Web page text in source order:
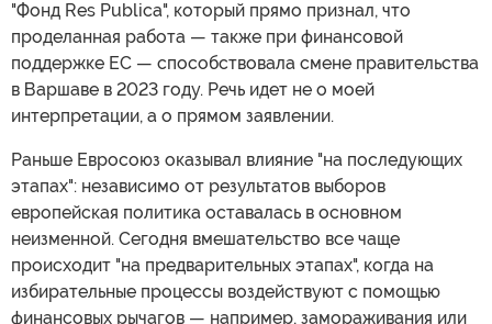
"Фонд Res Publica", который прямо признал, что
проделанная работа — также при финансовой
поддержке ЕС — способствовала смене правительства
в Варшаве в 2023 году. Речь идет не о моей
интерпретации, а о прямом заявлении.
Раньше Евросоюз оказывал влияние "на последующих
этапах": независимо от результатов выборов
европейская политика оставалась в основном
неизменной. Сегодня вмешательство все чаще
происходит "на предварительных этапах", когда на
избирательные процессы воздействуют с помощью
финансовых рычагов — например, замораживания или